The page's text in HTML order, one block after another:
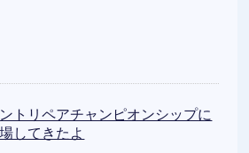
トリペアチャンピオンシップに
してきたよ